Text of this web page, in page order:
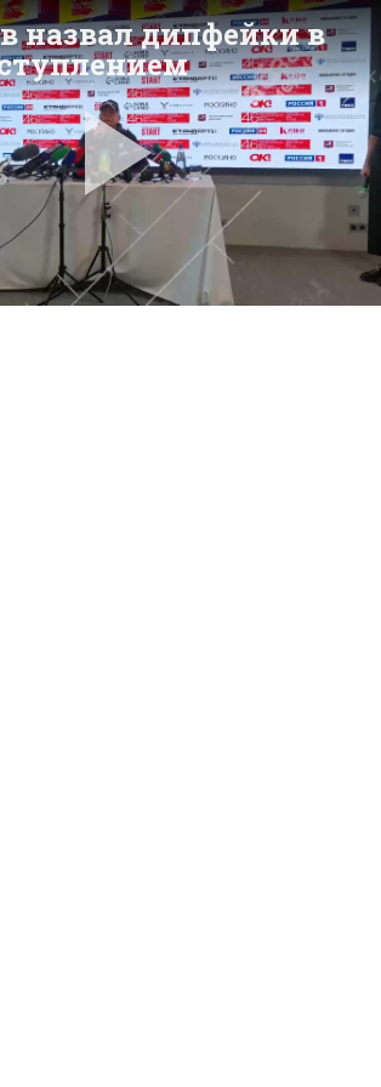
назвал дипфейки в